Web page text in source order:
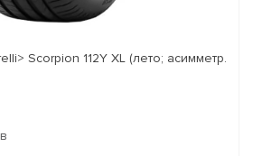
Scorpion 112Y XL (лето; асимметр.